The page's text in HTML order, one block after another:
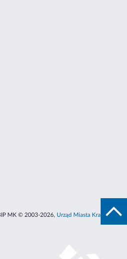
MK © 2003-2026, Urząd Miasta Krakowa